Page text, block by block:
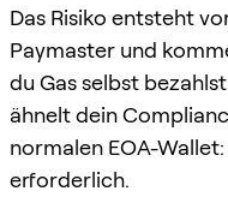
Das Risiko entsteht
Paymaster und
du Gas selbst
ähnelt dein
normalen EOA-
erforderlich.